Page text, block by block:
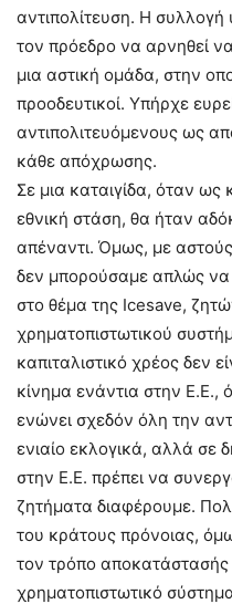
αντιπολίτευση. Η
τον πρόεδρο να αρνηθεί
μια αστική ομάδα, στην
προοδευτικοί. Υπήρχε
αντιπολιτευόμενους ως
κάθε απόχρωσης.
Σε μια καταιγίδα, όταν
εθνική στάση, θα ήταν
απέναντι. Όμως, με
δεν μπορούσαμε απλώς
στο θέμα της Icesave,
χρηματοπιστωτικού
καπιταλιστικό χρέος δεν
κίνημα ενάντια στην Ε.Ε.,
ενώνει σχεδόν όλη την
ενιαίο εκλογικά, αλλά σε
στην Ε.Ε. πρέπει να
ζητήματα διαφέρουμε.
του κράτους πρόνοιας,
τον τρόπο αποκατάστασής
χρηματοπιστωτικό